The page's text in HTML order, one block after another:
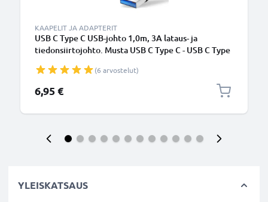
KAAPELIT JA ADAPTERIT
USB C Type C USB-johto 1,0m, 3A lataus- ja
tiedonsiirtojohto. Musta USB C Type C - USB C Type
(6 arvostelut)
6,95 €
YLEISKATSAUS